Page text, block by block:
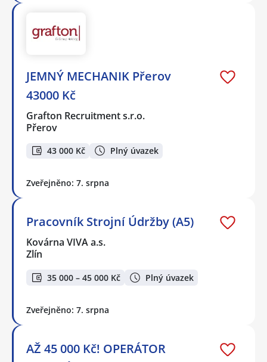
JEMNÝ MECHANIK Přerov
43000 Kč
Grafton Recruitment s.r.o.
Přerov
43 000 Kč Plný úvazek
Zveřejněno: 7. srpna
Pracovník Strojní Údržby (A5)
Kovárna VIVA a.s.
Zlín
35 000 – 45 000 Kč Plný úvazek
Zveřejněno: 7. srpna
AŽ 45 000 Kč! OPERÁTOR